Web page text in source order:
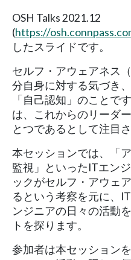
OSH Talks 2021.12
(https://
したスライドです。
セルフ・アウェアネス
分自身に対する気づき
「自己認知」のことで
は、これからのリーダ
とつであるとして注目
本セッションでは、「
監視」といったITエン
ックがセルフ・アウェ
るという考察を元に、
ンジニアの日々の活動
トを探ります。
参加者は本セッション